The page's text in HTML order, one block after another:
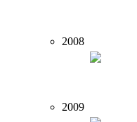
2008
2009